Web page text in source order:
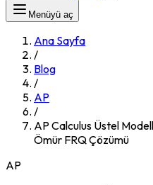
Menüyü aç
Ana Sayfa
/
Blog
/
AP
/
AP Calculus Üstel
Ömür FRQ Çözümü
AP